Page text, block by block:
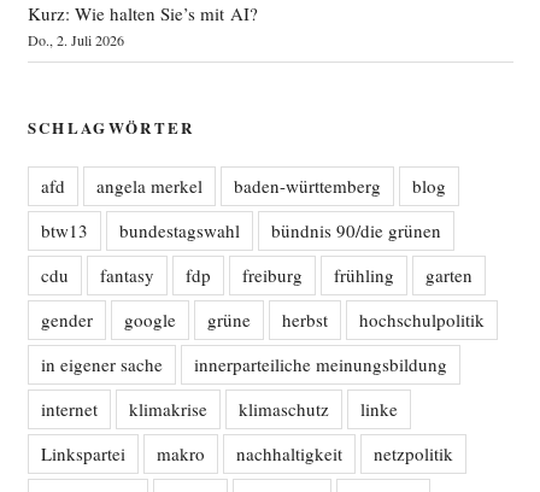
Kurz: Wie halten Sie’s mit AI?
Do., 2. Juli 2026
SCHLAGWÖRTER
afd angela merkel baden-württemberg
blog
btw13
bundestagswahl
bündnis 90/die grünen
cdu
fantasy fdp freiburg frühling
garten
gender
google grüne herbst
hochschulpolitik
in eigener sache
innerparteiliche meinungsbildung
internet
klimakrise klimaschutz
linke
Linkspartei
makro nachhaltigkeit
netzpolitik